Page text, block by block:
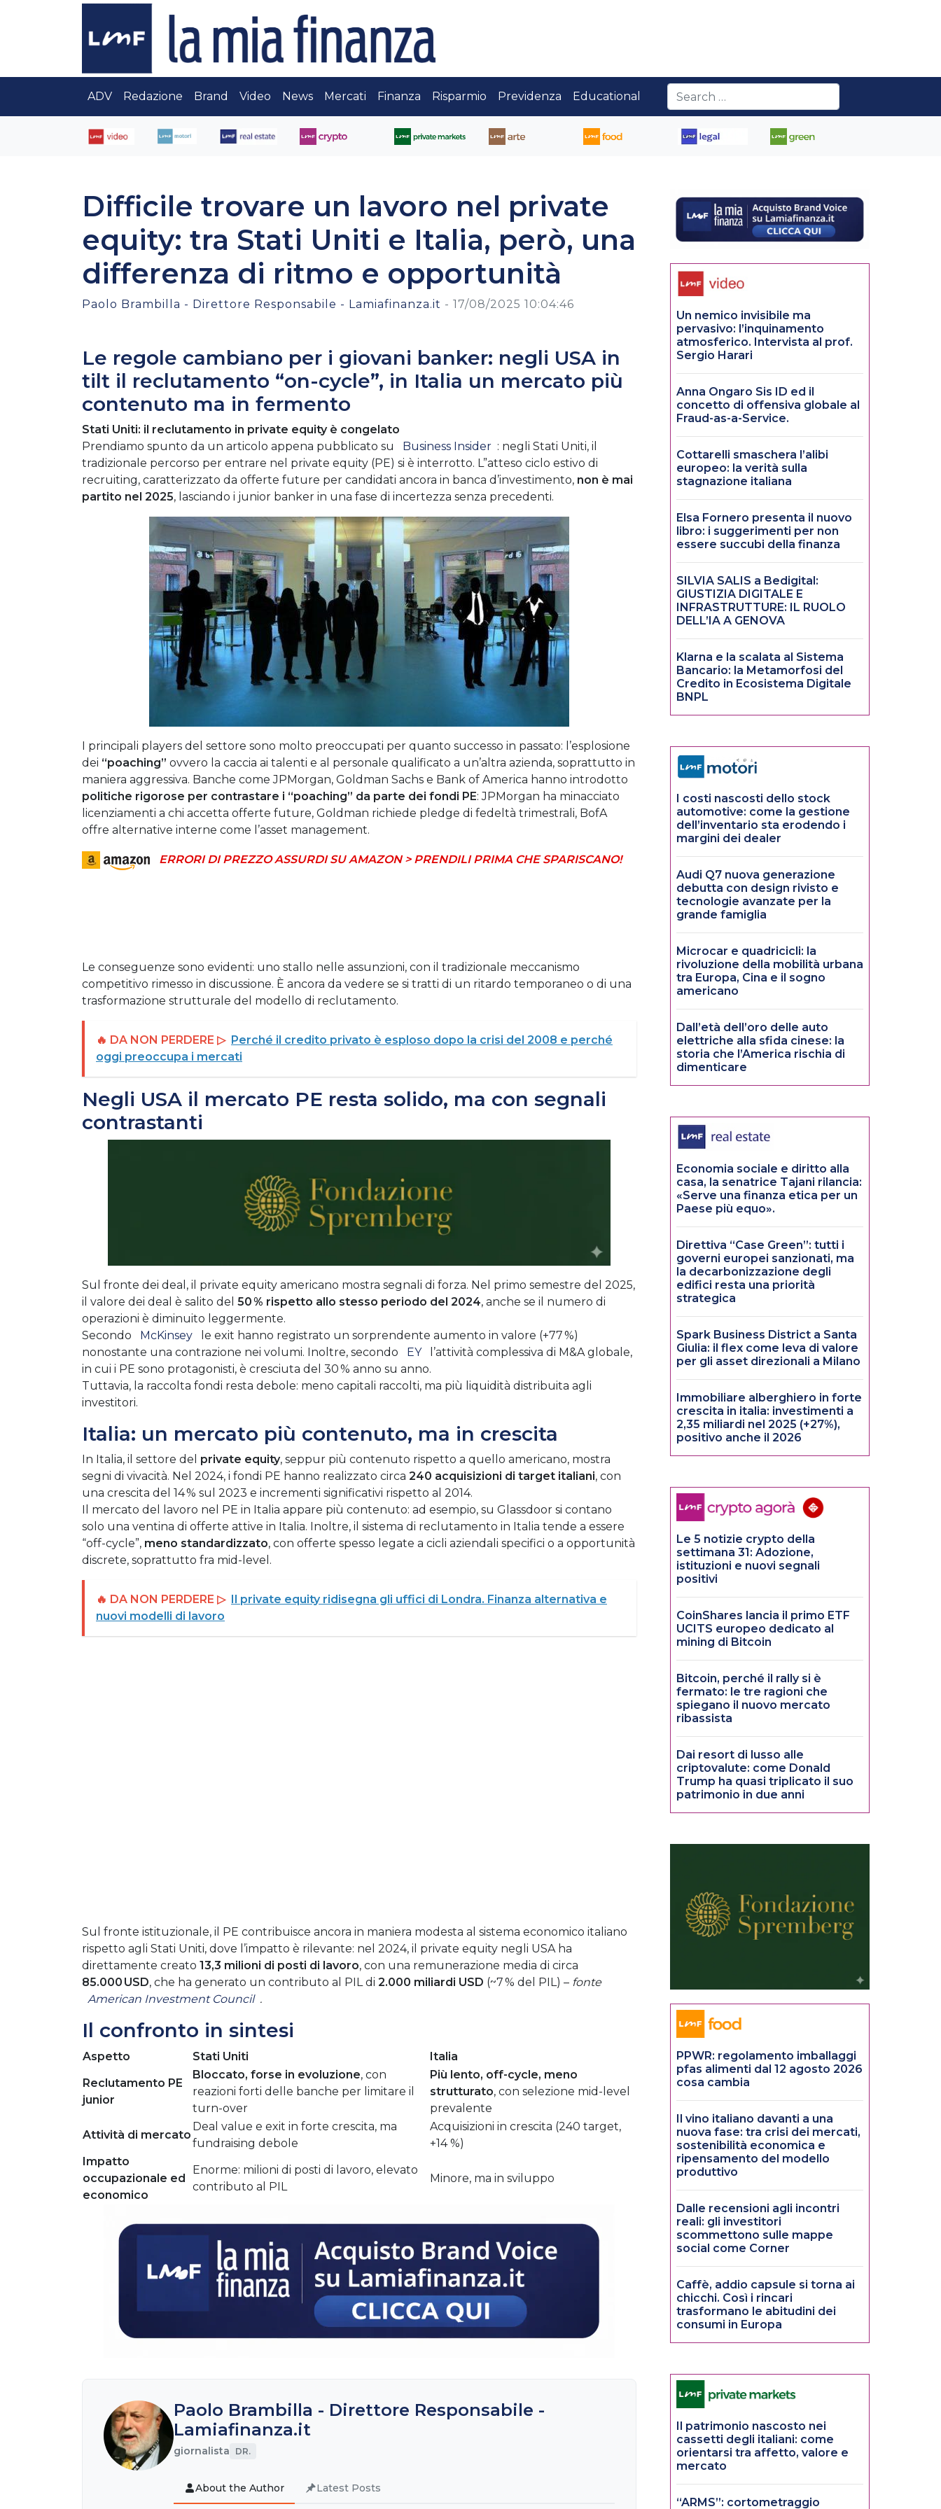
ADV Redazione Brand Video News Mercati Finanza Risparmio Previdenza Educational
Difficile trovare un lavoro nel private
equity: tra Stati Uniti e Italia, però, una
differenza di ritmo e opportunità
Paolo Brambilla - Direttore Responsabile - Lamiafinanza.it - 17/08/2025 10:04:46
Le regole cambiano per i giovani banker: negli USA in
tilt il reclutamento “on-cycle”, in Italia un mercato più
contenuto ma in fermento
Stati Uniti: il reclutamento in private equity è congelato
Prendiamo spunto da un articolo appena pubblicato su
Business Insider : negli Stati Uniti, il
tradizionale percorso per entrare nel private equity (PE) si è interrotto. L”atteso ciclo estivo di
recruiting, caratterizzato da offerte future per candidati ancora in banca d’investimento, non è mai
partito nel 2025, lasciando i junior banker in una fase di incertezza senza precedenti.
I principali players del settore sono molto preoccupati per quanto successo in passato: l’esplosione
dei “poaching” ovvero la caccia ai talenti e al personale qualificato a un’altra azienda, soprattutto in
maniera aggressiva. Banche come JPMorgan, Goldman Sachs e Bank of America hanno introdotto
politiche rigorose per contrastare i “poaching” da parte dei fondi PE: JPMorgan ha minacciato
licenziamenti a chi accetta offerte future, Goldman richiede pledge di fedeltà trimestrali, BofA
offre alternative interne come l’asset management.
ERRORI DI PREZZO ASSURDI SU AMAZON > PRENDILI PRIMA CHE SPARISCANO!
Le conseguenze sono evidenti: uno stallo nelle assunzioni, con il tradizionale meccanismo
competitivo rimesso in discussione. È ancora da vedere se si tratti di un ritardo temporaneo o di una
trasformazione strutturale del modello di reclutamento.
🔥 DA NON PERDERE ▷ Perché il credito privato è esploso dopo la crisi del 2008 e perché
oggi preoccupa i mercati
Negli USA il mercato PE resta solido, ma con segnali
contrastanti
Sul fronte dei deal, il private equity americano mostra segnali di forza. Nel primo semestre del 2025,
il valore dei deal è salito del 50 % rispetto allo stesso periodo del 2024, anche se il numero di
operazioni è diminuito leggermente.
Secondo
McKinsey
le exit hanno registrato un sorprendente aumento in valore (+77 %)
nonostante una contrazione nei volumi. Inoltre, secondo EY
l’attività complessiva di M&A globale,
in cui i PE sono protagonisti, è cresciuta del 30 % anno su anno.
Tuttavia, la raccolta fondi resta debole: meno capitali raccolti, ma più liquidità distribuita agli
investitori.
Italia: un mercato più contenuto, ma in crescita
In Italia, il settore del private equity, seppur più contenuto rispetto a quello americano, mostra
segni di vivacità. Nel 2024, i fondi PE hanno realizzato circa 240 acquisizioni di target italiani, con
una crescita del 14 % sul 2023 e incrementi significativi rispetto al 2014.
Il mercato del lavoro nel PE in Italia appare più contenuto: ad esempio, su Glassdoor si contano
solo una ventina di offerte attive in Italia. Inoltre, il sistema di reclutamento in Italia tende a essere
“off-cycle”, meno standardizzato, con offerte spesso legate a cicli aziendali specifici o a opportunità
discrete, soprattutto fra mid-level.
🔥 DA NON PERDERE ▷ Il private equity ridisegna gli uffici di Londra. Finanza alternativa e
nuovi modelli di lavoro
Sul fronte istituzionale, il PE contribuisce ancora in maniera modesta al sistema economico italiano
rispetto agli Stati Uniti, dove l’impatto è rilevante: nel 2024, il private equity negli USA ha
direttamente creato 13,3 milioni di posti di lavoro, con una remunerazione media di circa
85.000 USD, che ha generato un contributo al PIL di 2.000 miliardi USD (~7 % del PIL) – fonte
American Investment Council .
Il confronto in sintesi
Aspetto Stati Uniti
Italia
Reclutamento PE
junior
Bloccato, forse in evoluzione, con
reazioni forti delle banche per limitare il
turn-over
Più lento, off-cycle, meno
strutturato, con selezione mid-level
prevalente
Attività di mercato
Deal value e exit in forte crescita, ma
fundraising debole
Acquisizioni in crescita (240 target,
+14 %)
Impatto
occupazionale ed
economico
Enorme: milioni di posti di lavoro, elevato
contributo al PIL
Minore, ma in sviluppo
Paolo Brambilla - Direttore Responsabile -
Lamiafinanza.it
giornalista DR.
About the Author Latest Posts
Un nemico invisibile ma
pervasivo: l’inquinamento
atmosferico. Intervista al prof.
Sergio Harari
Anna Ongaro Sis ID ed il
concetto di offensiva globale al
Fraud-as-a-Service.
Cottarelli smaschera l’alibi
europeo: la verità sulla
stagnazione italiana
Elsa Fornero presenta il nuovo
libro: i suggerimenti per non
essere succubi della finanza
SILVIA SALIS a Bedigital:
GIUSTIZIA DIGITALE E
INFRASTRUTTURE: IL RUOLO
DELL’IA A GENOVA
Klarna e la scalata al Sistema
Bancario: la Metamorfosi del
Credito in Ecosistema Digitale
BNPL
I costi nascosti dello stock
automotive: come la gestione
dell’inventario sta erodendo i
margini dei dealer
Audi Q7 nuova generazione
debutta con design rivisto e
tecnologie avanzate per la
grande famiglia
Microcar e quadricicli: la
rivoluzione della mobilità urbana
tra Europa, Cina e il sogno
americano
Dall’età dell’oro delle auto
elettriche alla sfida cinese: la
storia che l’America rischia di
dimenticare
Economia sociale e diritto alla
casa, la senatrice Tajani rilancia:
«Serve una finanza etica per un
Paese più equo».
Direttiva “Case Green”: tutti i
governi europei sanzionati, ma
la decarbonizzazione degli
edifici resta una priorità
strategica
Spark Business District a Santa
Giulia: il flex come leva di valore
per gli asset direzionali a Milano
Immobiliare alberghiero in forte
crescita in italia: investimenti a
2,35 miliardi nel 2025 (+27%),
positivo anche il 2026
Le 5 notizie crypto della
settimana 31: Adozione,
istituzioni e nuovi segnali
positivi
CoinShares lancia il primo ETF
UCITS europeo dedicato al
mining di Bitcoin
Bitcoin, perché il rally si è
fermato: le tre ragioni che
spiegano il nuovo mercato
ribassista
Dai resort di lusso alle
criptovalute: come Donald
Trump ha quasi triplicato il suo
patrimonio in due anni
PPWR: regolamento imballaggi
pfas alimenti dal 12 agosto 2026
cosa cambia
Il vino italiano davanti a una
nuova fase: tra crisi dei mercati,
sostenibilità economica e
ripensamento del modello
produttivo
Dalle recensioni agli incontri
reali: gli investitori
scommettono sulle mappe
social come Corner
Caffè, addio capsule si torna ai
chicchi. Così i rincari
trasformano le abitudini dei
consumi in Europa
Il patrimonio nascosto nei
cassetti degli italiani: come
orientarsi tra affetto, valore e
mercato
“ARMS”: cortometraggio